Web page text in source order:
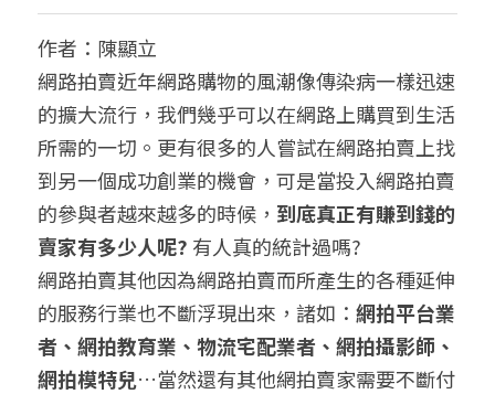
行動支付整合
跨境電商實績
聯絡我們
搜索
作者：陳顯立
網路拍賣近年網路購物的風潮像傳染病一樣迅速
的擴大流行，我們幾乎可以在網路上購買到生活
所需的一切。更有很多的人嘗試在網路拍賣上找
到另一個成功創業的機會，可是當投入網路拍賣
的參與者越來越多的時候， 到底真正有賺到錢的
賣家有多少人呢? 有人真的統計過嗎?
網路拍賣其他因為網路拍賣而所產生的各種延伸
的服務行業也不斷浮現出來，諸如： 網拍平台業
者、網拍教育業、物流宅配業者、網拍攝影師、
網拍模特兒…當然還有其他網拍賣家需要不斷付